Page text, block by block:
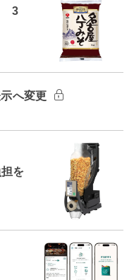
3
へ変更
を